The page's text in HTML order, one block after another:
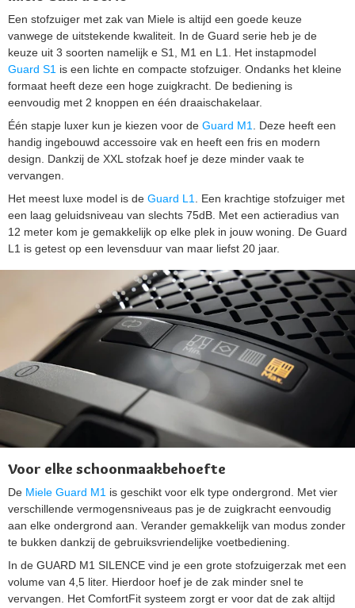
Een stofzuiger met zak van Miele is altijd een goede keuze
vanwege de uitstekende kwaliteit. In de Guard serie heb je de
keuze uit 3 soorten namelijk e S1, M1 en L1. Het instapmodel
Guard S1 is een lichte en compacte stofzuiger. Ondanks het kleine
formaat heeft deze een hoge zuigkracht. De bediening is
eenvoudig met 2 knoppen en één draaischakelaar.
Één stapje luxer kun je kiezen voor de Guard M1. Deze heeft een
handig ingebouwd accessoire vak en heeft een fris en modern
design. Dankzij de XXL stofzak hoef je deze minder vaak te
vervangen.
Het meest luxe model is de Guard L1. Een krachtige stofzuiger met
een laag geluidsniveau van slechts 75dB. Met een actieradius van
12 meter kom je gemakkelijk op elke plek in jouw woning. De Guard
L1 is getest op een levensduur van maar liefst 20 jaar.
Voor elke schoonmaakbehoefte
De Miele Guard M1 is geschikt voor elk type ondergrond. Met vier
verschillende vermogensniveaus pas je de zuigkracht eenvoudig
aan elke ondergrond aan. Verander gemakkelijk van modus zonder
te bukken dankzij de gebruiksvriendelijke voetbediening.
In de GUARD M1 SILENCE vind je een grote stofzuigerzak met een
volume van 4,5 liter. Hierdoor hoef je de zak minder snel te
vervangen. Het ComfortFit systeem zorgt er voor dat de zak altijd